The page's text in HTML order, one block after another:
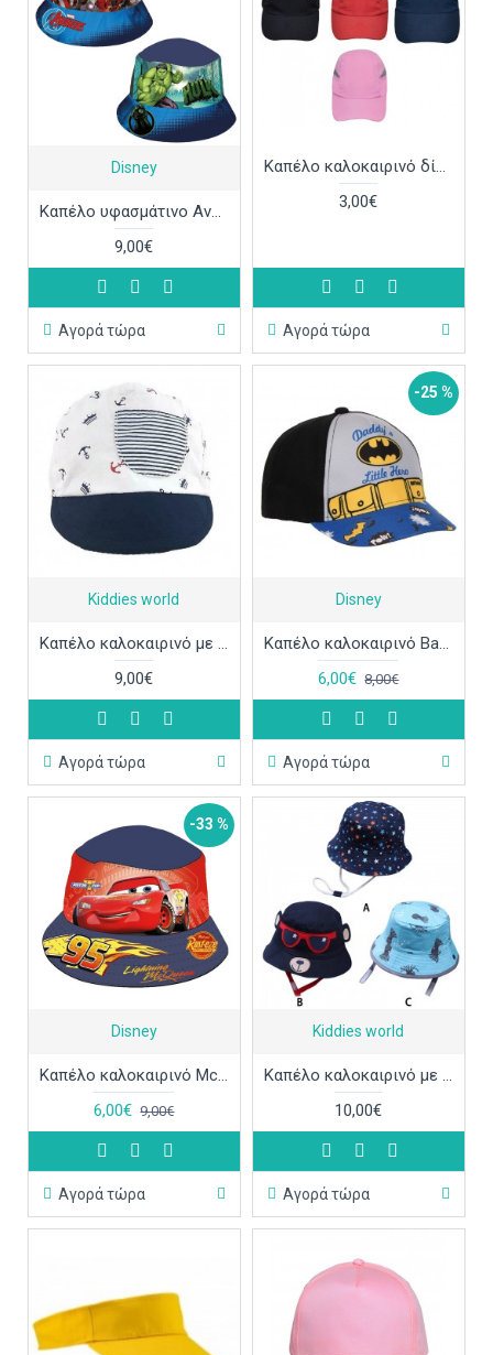
Disney
Καπέλο υφασμάτινο Avengers-Hulk ΚΑΠ340
9,00€
Αγορά τώρα
Καπέλο καλοκαιρινό δίχρωμο ΚΑΠ331
3,00€
Αγορά τώρα
Kiddies world
Καπέλο καλοκαιρινό με άγκυρες ΚΑΠ329
9,00€
Αγορά τώρα
-25 %
Disney
Καπέλο καλοκαιρινό Batman ΚΑΠ325
6,00€ 8,00€
Αγορά τώρα
-33 %
Disney
Καπέλο καλοκαιρινό Mcqueen Cars ΚΑΠ324
6,00€ 9,00€
Αγορά τώρα
Kiddies world
Καπέλο καλοκαιρινό με δέσιμο ΚΑΠ317
10,00€
Αγορά τώρα